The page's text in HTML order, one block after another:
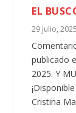
EL
29 julio, 2025
publicado
2025. Y
Cristina